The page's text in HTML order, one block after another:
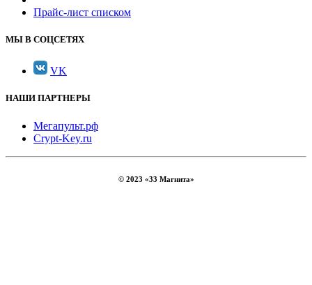
Прайс-лист списком
МЫ В СОЦСЕТЯХ
VK
НАШИ ПАРТНЕРЫ
Мегапульт.рф
Crypt-Key.ru
© 2023 «33 Магнита»